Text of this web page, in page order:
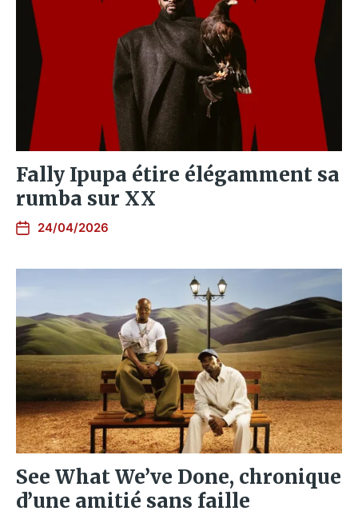
Fally Ipupa étire élégamment sa
rumba sur XX
24/04/2026
See What We’ve Done, chronique
d’une amitié sans faille